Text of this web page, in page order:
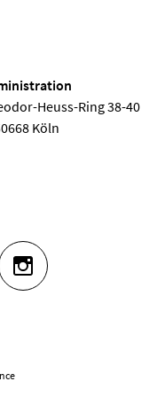
Heuss-Ring 38-40
Köln
INSTAGRAM